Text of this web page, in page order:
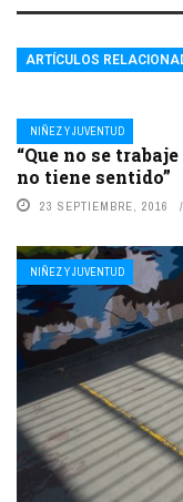
ARTÍCULOS
NIÑEZ Y JUVENTUD
“Que no se
no tiene sentido”
23 SEPTIEMBRE, 2016
NIÑEZ Y JUVENTUD